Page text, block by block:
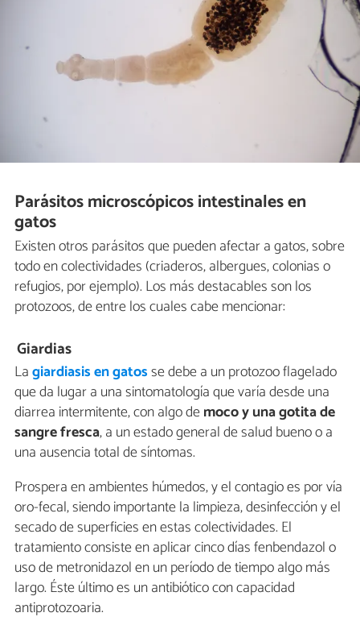
Parásitos microscópicos intestinales en
gatos
Existen otros parásitos que pueden afectar a gatos, sobre
todo en colectividades (criaderos, albergues, colonias o
refugios, por ejemplo). Los más destacables son los
protozoos, de entre los cuales cabe mencionar:
Giardias
Lagiardiasis en gatosse debe a un protozoo flagelado
que da lugar a una sintomatología que varía desde una
diarrea intermitente, con algo democo y una gotita de
sangre fresca, a un estado general de salud bueno o a
una ausencia total de síntomas.
Prospera en ambientes húmedos, y el contagio es por vía
oro-fecal, siendo importante la limpieza, desinfección y el
secado de superficies en estas colectividades. El
tratamiento consiste en aplicar cinco días fenbendazol o
uso de metronidazol en un período de tiempo algo más
largo. Éste último es un antibiótico con capacidad
antiprotozoaria.